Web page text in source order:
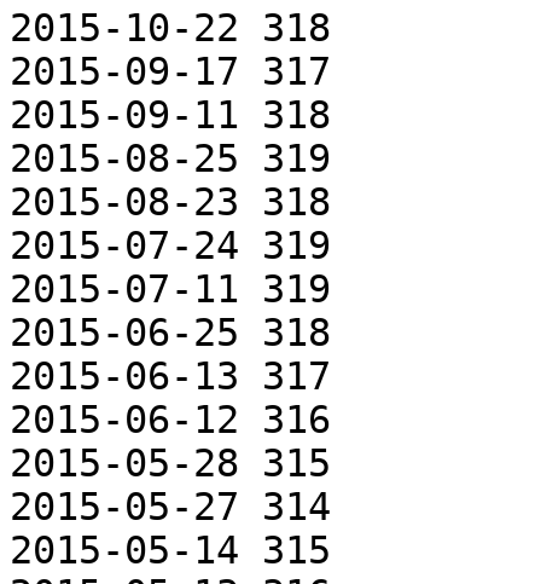
2015-10-22 318
2015-09-17 317
2015-09-11 318
2015-08-25 319
2015-08-23 318
2015-07-24 319
2015-07-11 319
2015-06-25 318
2015-06-13 317
2015-06-12 316
2015-05-28 315
2015-05-27 314
2015-05-14 315